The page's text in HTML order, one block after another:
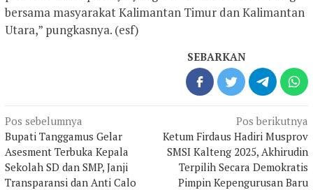
bersama masyarakat Kalimantan Timur dan Kalimantan
Utara,” pungkasnya. (esf)
SEBARKAN
Navigasi
pos
Pos sebelumnya
Bupati Tanggamus Gelar
Asesment Terbuka Kepala
Sekolah SD dan SMP, Janji
Transparansi dan Anti Calo
Pos berikutnya
Ketum Firdaus Hadiri Musprov
SMSI Kalteng 2025, Akhirudin
Terpilih Secara Demokratis
Pimpin Kepengurusan Baru